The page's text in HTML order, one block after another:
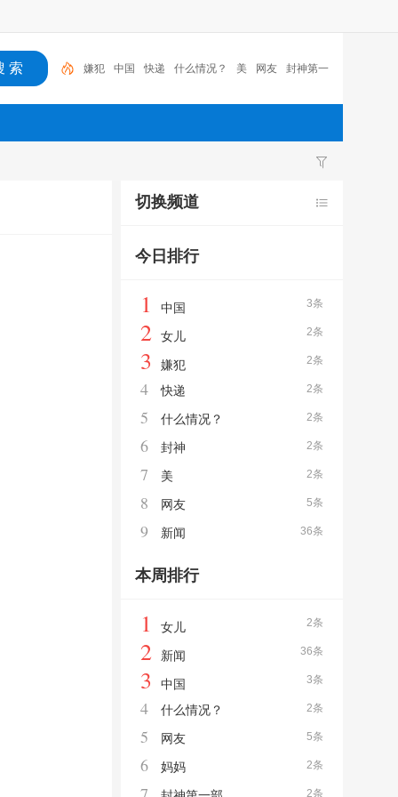
嫌犯 中国 快递 什么情况？ 美 网友 封神第一
部 新闻 女儿 封神
切换频道
今日排行
3条
1 中国
2条
2 女儿
2条
3 嫌犯
2条
4 快递
2条
5 什么情况？
2条
6 封神
2条
7 美
5条
8 网友
36条
9 新闻
本周排行
2条
1 女儿
36条
2 新闻
3条
3 中国
2条
4 什么情况？
5条
5 网友
2条
6 妈妈
2条